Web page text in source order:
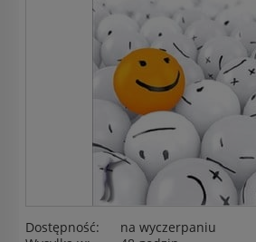
Dostępność:
na wyczerpaniu